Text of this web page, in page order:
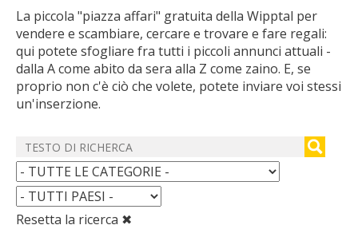
La piccola "piazza affari" gratuita della Wipptal per
vendere e scambiare, cercare e trovare e fare regali:
qui potete sfogliare fra tutti i piccoli annunci attuali -
dalla A come abito da sera alla Z come zaino. E, se
proprio non c'è ciò che volete, potete inviare voi stessi
un'inserzione.
Resetta la ricerca ✖